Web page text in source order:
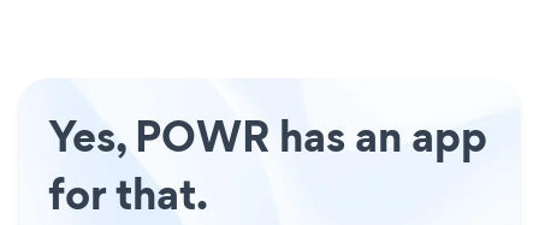
Yes, POWR has an app
for that.